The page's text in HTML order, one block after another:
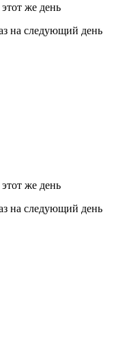
же день
на следующий день
же день
на следующий день